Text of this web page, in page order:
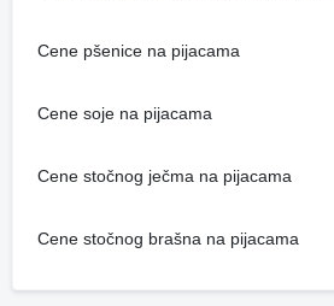
Cene pšenice na pijacama
Cene soje na pijacama
Cene stočnog ječma na pijacama
Cene stočnog brašna na pijacama